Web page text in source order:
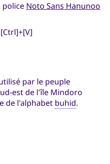
police Noto Sans Hanunoo
par le peuple
est de l'île Mindoro
de l'alphabet buhid.